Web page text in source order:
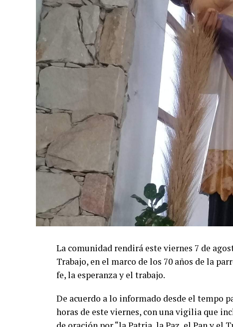
La comunidad rendirá este viernes 7 de
Trabajo, en el marco de los 70 años de la
fe, la esperanza y el trabajo.
De acuerdo a lo informado desde el tempo
horas de este viernes, con una vigilia que